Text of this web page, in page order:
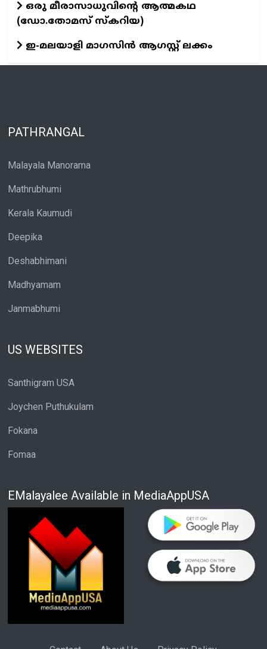
ഒരു മീരാസാധുവിന്റെ ആത്മകഥ
(ഡോ.തോമസ് സ്കറിയ)
ഇ-മലയാളി മാഗസിൻ ആഗസ്റ്റ് ലക്കം
PATHRANGAL
Malayala Manorama
Mathrubhumi
Kerala Kaumudi
Deepika
Deshabhimani
Madhyamam
Janmabhumi
US WEBSITES
Santhigram USA
Joychen Puthukulam
Fokana
Fomaa
EMalayalee Available in MediaAppUSA